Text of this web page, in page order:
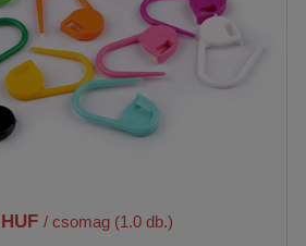
/ csomag (1.0 db.)